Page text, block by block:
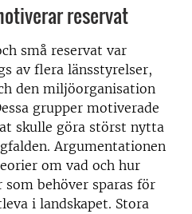
reservat
små reservat var
av flera länsstyrelser,
den miljöorganisation
grupper motiverade
skulle göra störst nytta
Argumentationen
om vad och hur
behöver sparas för
i landskapet. Stora